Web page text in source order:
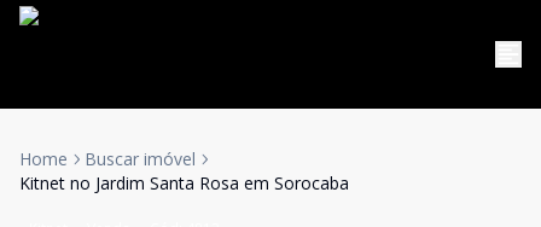
Home
Buscar imóvel
Kitnet no Jardim Santa Rosa em Sorocaba